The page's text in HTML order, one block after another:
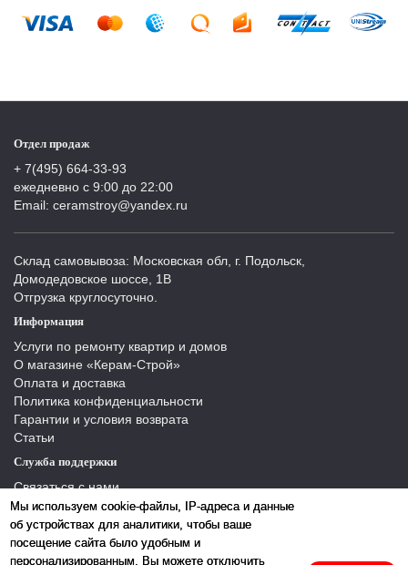
Мы используем cookie-файлы, IP-адреса и данные
об устройствах для аналитики, чтобы ваше
посещение сайта было удобным и
персонализированным. Вы можете отключить
Отдел продаж
+ 7(495) 664-33-93
ежедневно с 9:00 до 22:00
Email: ceramstroy@yandex.ru
Склад самовывоза: Московская обл, г. Подольск,
Домодедовское шоссе, 1В
Отгрузка круглосуточно.
Информация
Услуги по ремонту квартир и домов
О магазине «Керам-Строй»
Оплата и доставка
Политика конфиденциальности
Гарантии и условия возврата
Статьи
Служба поддержки
Связаться с нами
Отзывы
Производители
Карта сайта